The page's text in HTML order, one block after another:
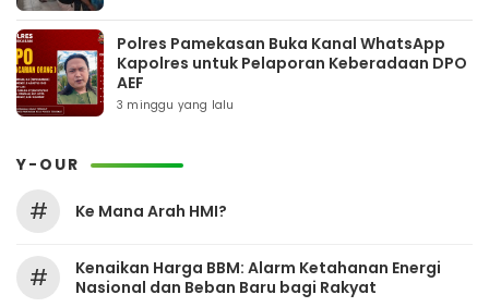
Polres Pamekasan Buka Kanal WhatsApp
Kapolres untuk Pelaporan Keberadaan DPO
AEF
3 minggu yang lalu
Y-OUR
# Ke Mana Arah HMI?
#
Kenaikan Harga BBM: Alarm Ketahanan Energi
Nasional dan Beban Baru bagi Rakyat